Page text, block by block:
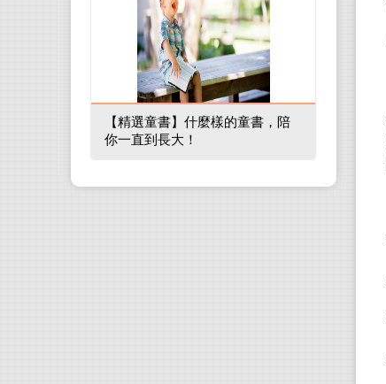
【精選童書】什麼樣的童書，陪
你一直到長大！